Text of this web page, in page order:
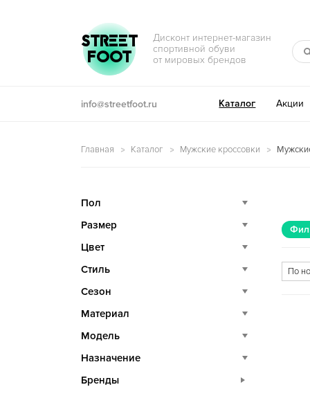
Перейти к навигации
Перейти к содержимому
STREET
FOOT
Дисконт интернет-магазин
спортивной обуви
от мировых брендов
info@streetfoot.ru Каталог Акции
Главная Каталог Мужские кроссовки
Пол
Размер
Цвет
Стиль
Сезон
Материал
Модель
Назначение
Бренды